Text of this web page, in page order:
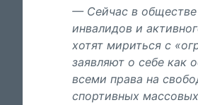
— Сейчас в обществе
инвалидов и
хотят мириться с
заявляют о себе как
всеми права на
спортивных